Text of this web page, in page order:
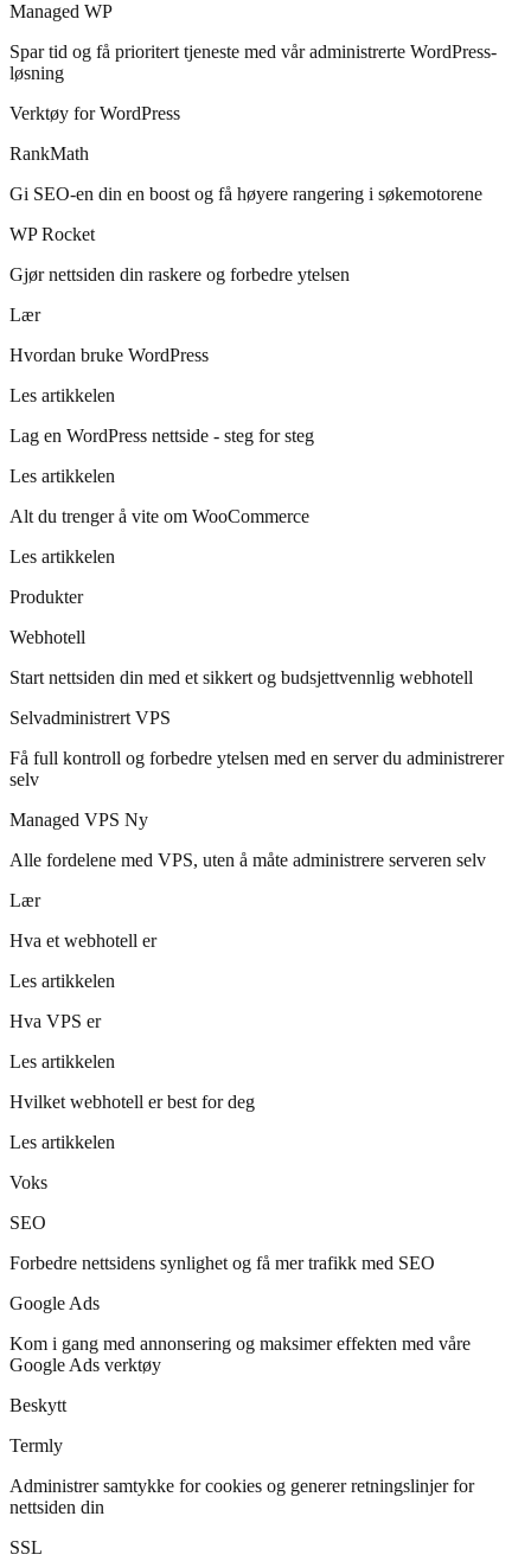
Managed WP
Spar tid og få prioritert tjeneste med vår administrerte WordPress-
løsning
Verktøy for WordPress
RankMath
Gi SEO-en din en boost og få høyere rangering i søkemotorene
WP Rocket
Gjør nettsiden din raskere og forbedre ytelsen
Lær
Hvordan bruke WordPress
Les artikkelen
Lag en WordPress nettside - steg for steg
Les artikkelen
Alt du trenger å vite om WooCommerce
Les artikkelen
Produkter
Webhotell
Start nettsiden din med et sikkert og budsjettvennlig webhotell
Selvadministrert VPS
Få full kontroll og forbedre ytelsen med en server du administrerer
selv
Managed VPS Ny
Alle fordelene med VPS, uten å måte administrere serveren selv
Lær
Hva et webhotell er
Les artikkelen
Hva VPS er
Les artikkelen
Hvilket webhotell er best for deg
Les artikkelen
Voks
SEO
Forbedre nettsidens synlighet og få mer trafikk med SEO
Google Ads
Kom i gang med annonsering og maksimer effekten med våre
Google Ads verktøy
Beskytt
Termly
Administrer samtykke for cookies og generer retningslinjer for
nettsiden din
SSL